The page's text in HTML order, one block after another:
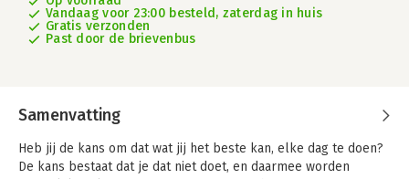
Vandaag voor 23:00 besteld, zaterdag in huis
Gratis verzonden
Past door de brievenbus
Samenvatting
Heb jij de kans om dat wat jij het beste kan, elke dag te doen?
De kans bestaat dat je dat niet doet, en daarmee worden